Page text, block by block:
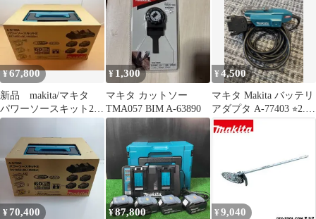
¥67,800
新品 makita/マキタ
パワーソースキット2
A-67094 BL1860B
¥ 1,300
マキタ カットソー
TMA057 BIM A-63890
¥4,500
マキタ Makita バッテリ
アダプタ A-77403 ⭐︎2.3
回使用⭐︎
¥ 70,400 ¥87,800 ¥ 9,040